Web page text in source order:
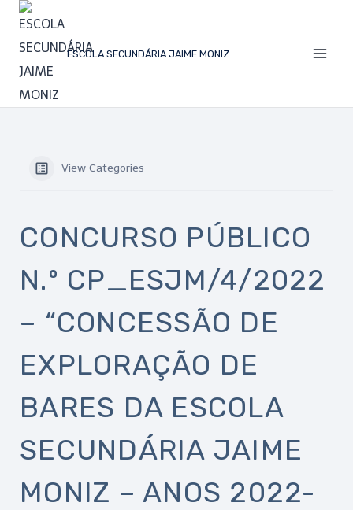
ESCOLA SECUNDÁRIA JAIME MONIZ
View Categories
CONCURSO PÚBLICO
N.º CP_ESJM/4/2022
– “CONCESSÃO DE
EXPLORAÇÃO DE
BARES DA ESCOLA
SECUNDÁRIA JAIME
MONIZ – ANOS 2022-